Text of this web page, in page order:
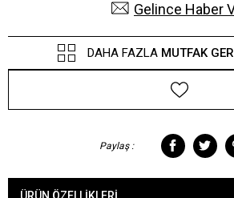
Gelince Haber
DAHA FAZLA MUTFAK
Paylaş :